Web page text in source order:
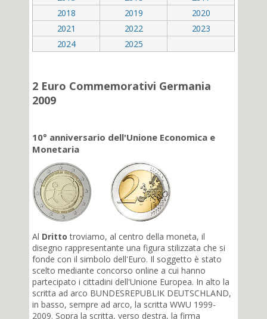
2018
2019
2020
2021
2022
2023
2024
2025
2 Euro Commemorativi Germania
2009
10° anniversario dell'Unione Economica e
Monetaria
Al Dritto troviamo, al centro della moneta, il
disegno rappresentante una figura stilizzata che si
fonde con il simbolo dell'Euro. Il soggetto è stato
scelto mediante concorso online a cui hanno
partecipato i cittadini dell'Unione Europea. In alto la
scritta ad arco BUNDESREPUBLIK DEUTSCHLAND,
in basso, sempre ad arco, la scritta WWU 1999-
2009. Sopra la scritta, verso destra, la firma